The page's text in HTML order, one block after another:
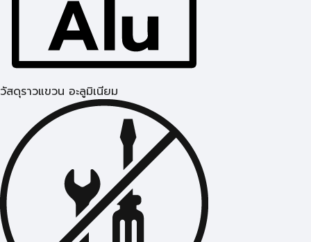
วัสดุราวแขวน อะลูมิเนียม